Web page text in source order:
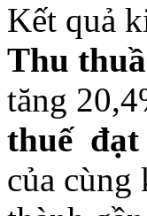
Kết quả
Thu
tăng
thuế đạt
của